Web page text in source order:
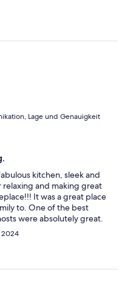
Lage und Genauigkeit
kitchen, sleek and
and making great
It was a great place
to. One of the best
were absolutely great.
2024